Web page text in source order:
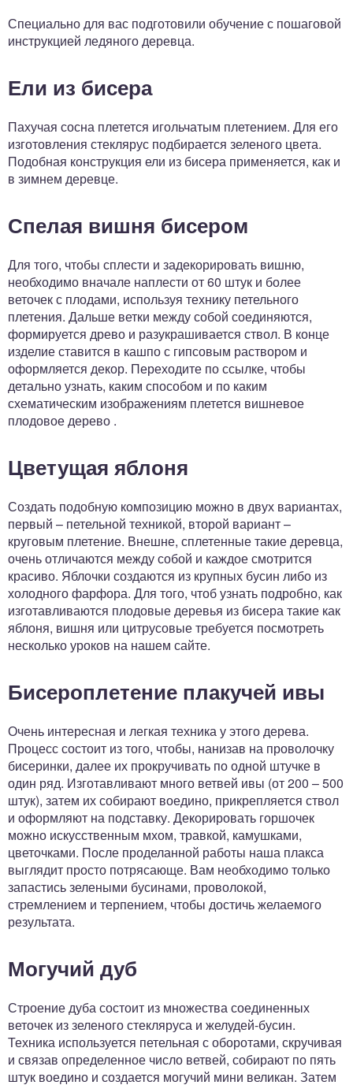
Специально для вас подготовили обучение с пошаговой
инструкцией ледяного деревца.
Ели из бисера
Пахучая сосна плетется игольчатым плетением. Для его
изготовления стеклярус подбирается зеленого цвета.
Подобная конструкция ели из бисера применяется, как и
в зимнем деревце.
Спелая вишня бисером
Для того, чтобы сплести и задекорировать вишню,
необходимо вначале наплести от 60 штук и более
веточек с плодами, используя технику петельного
плетения. Дальше ветки между собой соединяются,
формируется древо и разукрашивается ствол. В конце
изделие ставится в кашпо с гипсовым раствором и
оформляется декор. Переходите по ссылке, чтобы
детально узнать, каким способом и по каким
схематическим изображениям плетется вишневое
плодовое дерево .
Цветущая яблоня
Создать подобную композицию можно в двух вариантах,
первый – петельной техникой, второй вариант –
круговым плетение. Внешне, сплетенные такие деревца,
очень отличаются между собой и каждое смотрится
красиво. Яблочки создаются из крупных бусин либо из
холодного фарфора. Для того, чтоб узнать подробно, как
изготавливаются плодовые деревья из бисера такие как
яблоня, вишня или цитрусовые требуется посмотреть
несколько уроков на нашем сайте.
Бисероплетение плакучей ивы
Очень интересная и легкая техника у этого дерева.
Процесс состоит из того, чтобы, нанизав на проволочку
бисеринки, далее их прокручивать по одной штучке в
один ряд. Изготавливают много ветвей ивы (от 200 – 500
штук), затем их собирают воедино, прикрепляется ствол
и оформляют на подставку. Декорировать горшочек
можно искусственным мхом, травкой, камушками,
цветочками. После проделанной работы наша плакса
выглядит просто потрясающе. Вам необходимо только
запастись зелеными бусинами, проволокой,
стремлением и терпением, чтобы достичь желаемого
результата.
Могучий дуб
Строение дуба состоит из множества соединенных
веточек из зеленого стекляруса и желудей-бусин.
Техника используется петельная с оборотами, скручивая
и связав определенное число ветвей, собирают по пять
штук воедино и создается могучий мини великан. Затем